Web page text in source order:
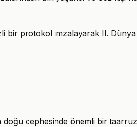
bir protokol imzalayarak II. Dünya
doğu cephesinde önemli bir